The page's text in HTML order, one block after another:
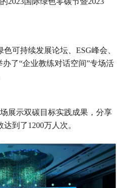
可持续发展论坛、ESG峰会、
了“企业教练对话空间”专场活
展示双碳目标实践成果，分享
到了1200万人次。